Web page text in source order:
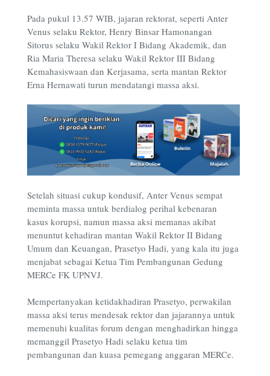
Pada pukul 13.57 WIB, jajaran rektorat, seperti Anter
Venus selaku Rektor, Henry Binsar Hamonangan
Sitorus selaku Wakil Rektor I Bidang Akademik, dan
Ria Maria Theresa selaku Wakil Rektor III Bidang
Kemahasiswaan dan Kerjasama, serta mantan Rektor
Erna Hernawati turun mendatangi massa aksi.
Setelah situasi cukup kondusif, Anter Venus sempat
meminta massa untuk berdialog perihal kebenaran
kasus korupsi, namun massa aksi memanas akibat
menuntut kehadiran mantan Wakil Rektor II Bidang
Umum dan Keuangan, Prasetyo Hadi, yang kala itu juga
menjabat sebagai Ketua Tim Pembangunan Gedung
MERCe FK UPNVJ.
Mempertanyakan ketidakhadiran Prasetyo, perwakilan
massa aksi terus mendesak rektor dan jajarannya untuk
memenuhi kualitas forum dengan menghadirkan hingga
memanggil Prasetyo Hadi selaku ketua tim
pembangunan dan kuasa pemegang anggaran MERCe.